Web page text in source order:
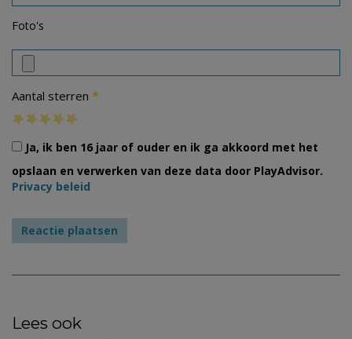
Foto's
Aantal sterren *
Ja, ik ben 16 jaar of ouder en ik ga akkoord met het
opslaan en verwerken van deze data door PlayAdvisor.
Privacy beleid
Lees ook